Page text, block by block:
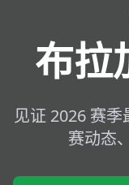
布拉
见证 2026 赛
赛动态